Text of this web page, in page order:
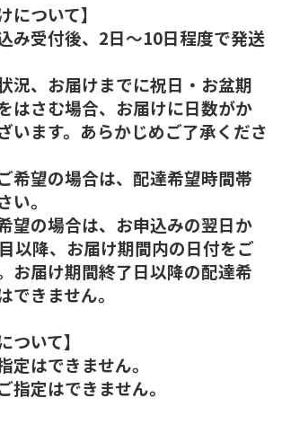
について】
み受付後、2日～10日程度で発送
況、お届けまでに祝日・お盆期
はさむ場合、お届けに日数がか
います。あらかじめご了承くださ
希望の場合は、配達希望時間帯
い。
望の場合は、お申込みの翌日か
以降、お届け期間内の日付をご
お届け期間終了日以降の配達希
できません。
ついて】
はできません。
定はできません。